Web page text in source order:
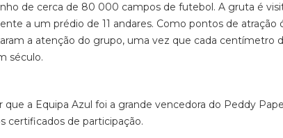
de cerca de 80 000 campos de futebol. A gruta é
a um prédio de 11 andares. Como pontos de atração
a atenção do grupo, uma vez que cada centímetro
século.
que a Equipa Azul foi a grande vencedora do Peddy
certificados de participação.